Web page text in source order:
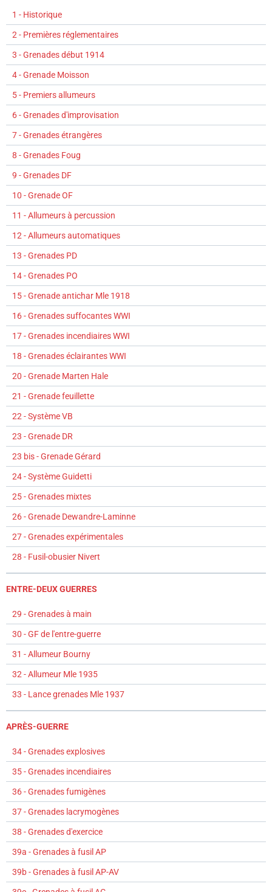
1 - Historique
2 - Premières réglementaires
3 - Grenades début 1914
4 - Grenade Moisson
5 - Premiers allumeurs
6 - Grenades d'improvisation
7 - Grenades étrangères
8 - Grenades Foug
9 - Grenades DF
10 - Grenade OF
11 - Allumeurs à percussion
12 - Allumeurs automatiques
13 - Grenades PD
14 - Grenades PO
15 - Grenade antichar Mle 1918
16 - Grenades suffocantes WWI
17 - Grenades incendiaires WWI
18 - Grenades éclairantes WWI
20 - Grenade Marten Hale
21 - Grenade feuillette
22 - Système VB
23 - Grenade DR
23 bis - Grenade Gérard
24 - Système Guidetti
25 - Grenades mixtes
26 - Grenade Dewandre-Laminne
27 - Grenades expérimentales
28 - Fusil-obusier Nivert
ENTRE-DEUX GUERRES
29 - Grenades à main
30 - GF de l'entre-guerre
31 - Allumeur Bourny
32 - Allumeur Mle 1935
33 - Lance grenades Mle 1937
APRÈS-GUERRE
34 - Grenades explosives
35 - Grenades incendiaires
36 - Grenades fumigènes
37 - Grenades lacrymogènes
38 - Grenades d'exercice
39a - Grenades à fusil AP
39b - Grenades à fusil AP-AV